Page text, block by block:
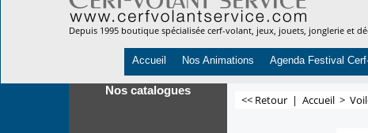
Depuis 1995 boutique spécialisée cerf-volant, jeux, jouets, jonglerie et
Accueil Nos Animations Agenda Festival
Nos catalogues
<< Retour | Accueil >